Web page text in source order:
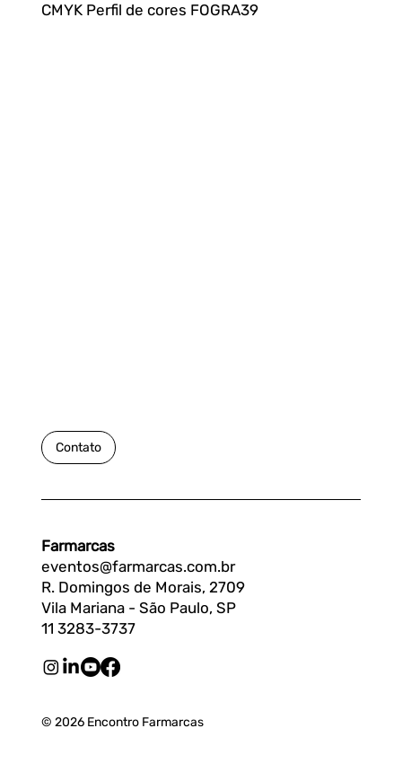
CMYK Perfil de cores FOGRA39
Contato
Farmarcas
eventos@farmarcas.com.br
R. Domingos de Morais, 2709
Vila Mariana - São Paulo, SP
11 3283-3737
© 2026 Encontro Farmarcas